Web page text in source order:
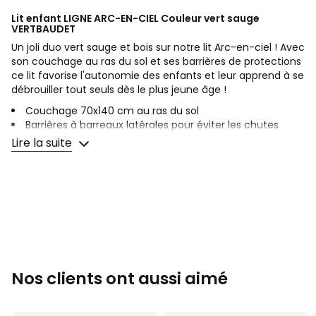
Lit enfant LIGNE ARC-EN-CIEL Couleur vert sauge
VERTBAUDET
Un joli duo vert sauge et bois sur notre lit Arc-en-ciel ! Avec
son couchage au ras du sol et ses barrières de protections
ce lit favorise l'autonomie des enfants et leur apprend à se
débrouiller tout seuls dès le plus jeune âge !
Couchage 70x140 cm au ras du sol
Barrières à barreaux latérales pour éviter les chutes
Tête de lit avec défonces arc-en-ciel
Dimensions
Poids maximal conseillé : 50 kg
Peinture verte à base aqueuse
Lire la suite
Nos clients ont aussi aimé